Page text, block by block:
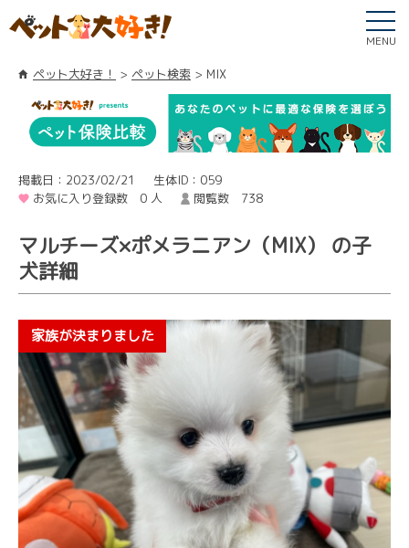
MENU
ペット大好き！ ペット検索 MIX
掲載日：2023/02/21
生体ID：059
お気に入り登録数 0 人
閲覧数 738
マルチーズ×ポメラニアン（MIX） の子
犬詳細